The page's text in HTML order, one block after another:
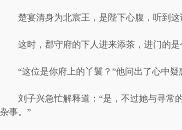
楚宴清身为北宸王，是陛下心腹，听到
这时，郡守府的下人进来添茶，进门的
“这位是你府上的丫鬟？”他问出了心中疑
刘子兴急忙解释道：“是，不过她与寻常
杂事。”